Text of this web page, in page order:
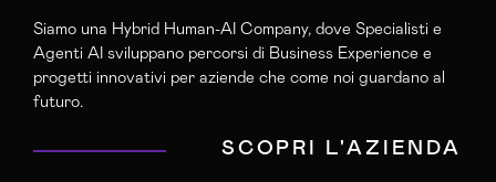
Siamo una Hybrid Human-AI Company, dove Specialisti e
Agenti AI sviluppano percorsi di Business Experience e
progetti innovativi per aziende che come noi guardano al
futuro.
SCOPRI L'AZIENDA